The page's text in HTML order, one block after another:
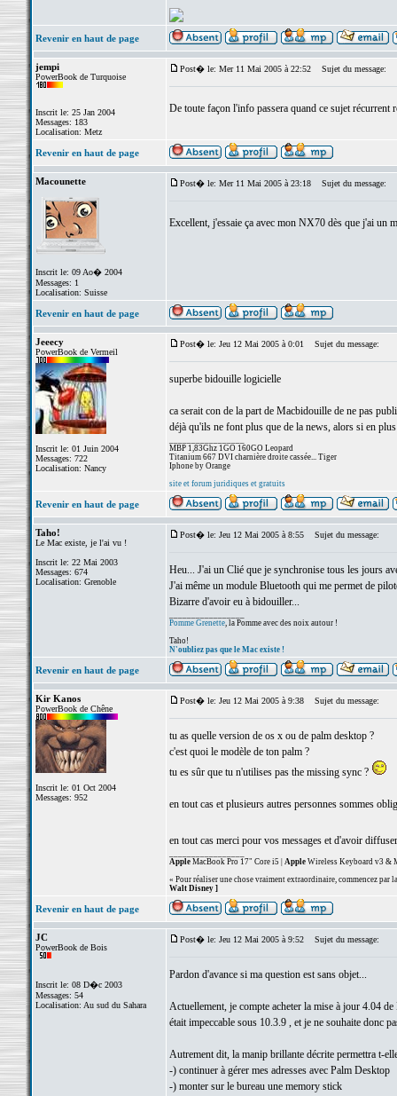
Revenir en haut de page
jempi
PowerBook de Turquoise
Inscrit le: 25 Jan 2004
Messages: 183
Localisation: Metz
Post� le: Mer 11 Mai 2005 à 22:52 Sujet du message:
De toute façon l'info passera quand ce sujet récurrent
Revenir en haut de page
Macounette
Inscrit le: 09 Ao� 2004
Messages: 1
Localisation: Suisse
Post� le: Mer 11 Mai 2005 à 23:18 Sujet du message:
Excellent, j'essaie ça avec mon NX70 dès que j'ai un
Revenir en haut de page
Jeeecy
PowerBook de Vermeil
Inscrit le: 01 Juin 2004
Messages: 722
Localisation: Nancy
Post� le: Jeu 12 Mai 2005 à 0:01 Sujet du message:
superbe bidouille logicielle
ca serait con de la part de Macbidouille de ne pas
déjà qu'ils ne font plus que de la news, alors si en
MBP 1,83Ghz 1GO 160GO Leopard
Titanium 667 DVI charnière droite cassée... Tiger
Iphone by Orange
site et forum juridiques et gratuits
Revenir en haut de page
Taho!
Le Mac existe, je l'ai vu !
Inscrit le: 22 Mai 2003
Messages: 674
Localisation: Grenoble
Post� le: Jeu 12 Mai 2005 à 8:55 Sujet du message:
Heu... J'ai un Clié que je synchronise tous les jours
J'ai même un module Bluetooth qui me permet de
Bizarre d'avoir eu à bidouiller...
Pomme Grenette, la Pomme avec des noix autour !
Taho!
N'oubliez pas que le Mac existe !
Revenir en haut de page
Kir Kanos
PowerBook de Chêne
Inscrit le: 01 Oct 2004
Messages: 952
Post� le: Jeu 12 Mai 2005 à 9:38 Sujet du message:
tu as quelle version de os x ou de palm desktop ?
c'est quoi le modèle de ton palm ?
tu es sûr que tu n'utilises pas the missing sync ?
en tout cas et plusieurs autres personnes sommes
en tout cas merci pour vos messages et d'avoir
AppleMacBook Pro 17" Core i5 | AppleWireless Keyboard v3 &
« Pour réaliser une chose vraiment extraordinaire, commencez
Walt Disney ]
Revenir en haut de page
JC
PowerBook de Bois
Inscrit le: 08 D�c 2003
Messages: 54
Localisation: Au sud du Sahara
Post� le: Jeu 12 Mai 2005 à 9:52 Sujet du message:
Pardon d'avance si ma question est sans objet...
Actuellement, je compte acheter la mise à jour 4.04
était impeccable sous 10.3.9 , et je ne souhaite donc
Autrement dit, la manip brillante décrite permettra t-
-) continuer à gérer mes adresses avec Palm Desktop
-) monter sur le bureau une memory stick